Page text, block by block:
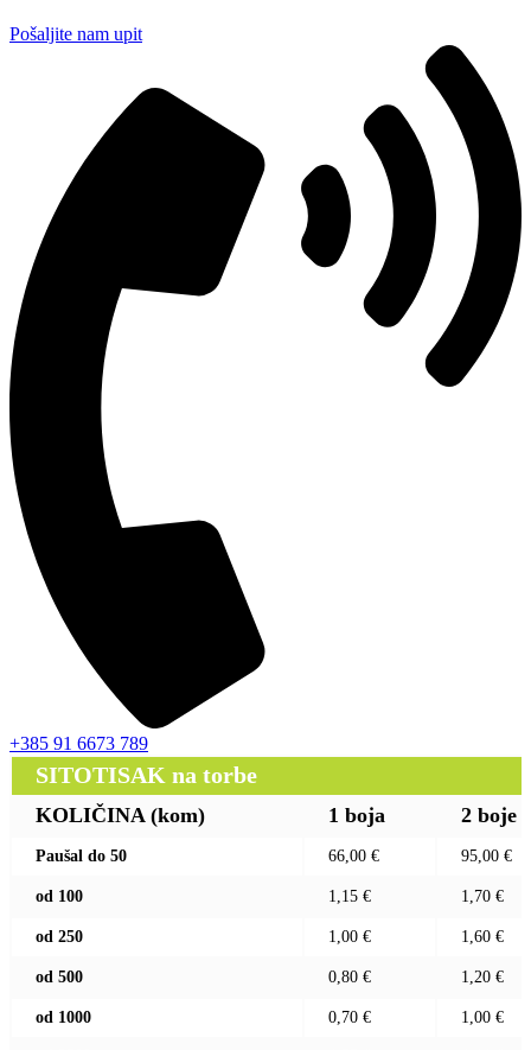
Pošaljite nam upit
+385 91 6673 789
SITOTISAK na torbe
KOLIČINA (kom) 1 boja 2 boje
Paušal do 50 66,00 € 95,00 €
od 100 1,15 € 1,70 €
od 250 1,00 € 1,60 €
od 500 0,80 € 1,20 €
od 1000 0,70 € 1,00 €